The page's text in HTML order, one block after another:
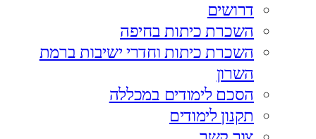
דרושים
השכרת כיתות בחיפה
השכרת כיתות וחדרי ישיבות ברמת
השרון
הסכם לימודים במכללה
תקנון לימודים